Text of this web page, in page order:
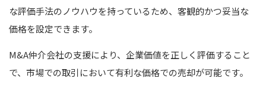
な評価手法のノウハウを持っているため、客観的かつ妥当な
価格を設定できます。
M&A仲介会社の支援により、企業価値を正しく評価すること
で、市場での取引において有利な価格での売却が可能です。